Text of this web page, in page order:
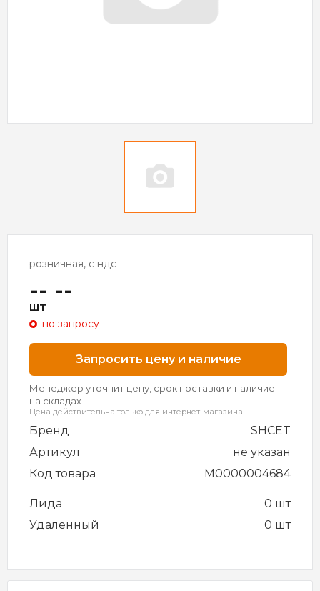
розничная, с ндс
-- --
шт
по запросу
Запросить цену и наличие
Менеджер уточнит цену, срок поставки и наличие
на складах
Цена действительна только для интернет-магазина
Бренд
SHCET
Артикул
не указан
Код товара
M0000004684
Лида
0 шт
Удаленный
0 шт